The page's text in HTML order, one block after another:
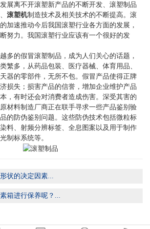
离不开滚塑新产品的不断开发、 滚塑制品
滚塑机制造技术及相关技术的不断提高。滚
加速推动今后我国滚塑行业各方面的发展，
努力。我国滚塑行业应该有一个很好的发
多的假冒滚塑制品 ，成为人们关心的话题，
繁多，从药品包装、医疗器械、体育用品、
器的零部件，无所不包。假冒产品使得正牌
损失；损害产品的信誉，增加企业维护产品
，有时还会对消费者造成伤害。深受其害的
材料制造厂商正在联手寻求一些产品鉴别验
的防伪鉴别问题。这些防伪技术包括微粒标
料、射频分辨标签、全息图案以及用于制作
制标系统等。
状的决定因素...
箱进行保养呢？...